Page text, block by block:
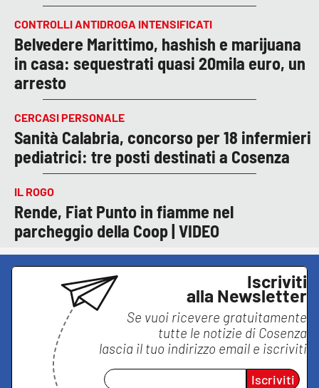
CONTROLLI ANTIDROGA INTENSIFICATI
Belvedere Marittimo, hashish e marijuana
in casa: sequestrati quasi 20mila euro, un
arresto
CERCASI PERSONALE
Sanità Calabria, concorso per 18 infermieri
pediatrici: tre posti destinati a Cosenza
IL ROGO
Rende, Fiat Punto in fiamme nel
parcheggio della Coop | VIDEO
Iscriviti
alla Newsletter
Se vuoi ricevere gratuitamente
tutte le notizie di Cosenza
lascia il tuo indirizzo email e iscriviti
Iscriviti